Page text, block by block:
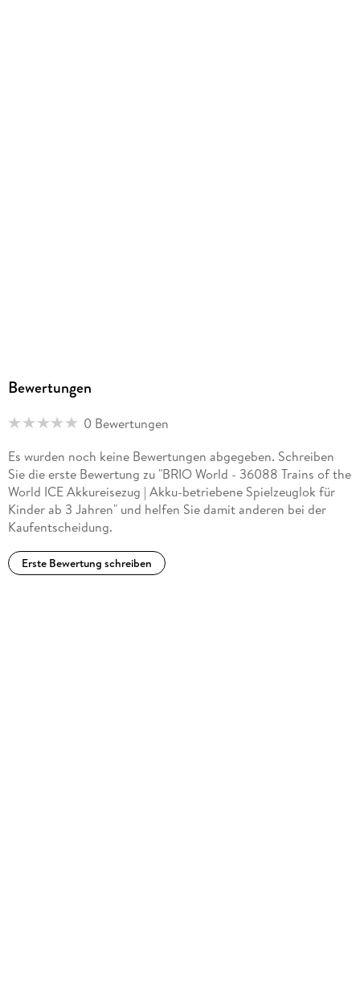
Bewertungen
0 Bewertungen
Es wurden noch keine Bewertungen abgegeben. Schreiben
Sie die erste Bewertung zu "BRIO World - 36088 Trains of the
World ICE Akkureisezug | Akku-betriebene Spielzeuglok für
Kinder ab 3 Jahren" und helfen Sie damit anderen bei der
Kaufentscheidung.
Erste Bewertung schreiben